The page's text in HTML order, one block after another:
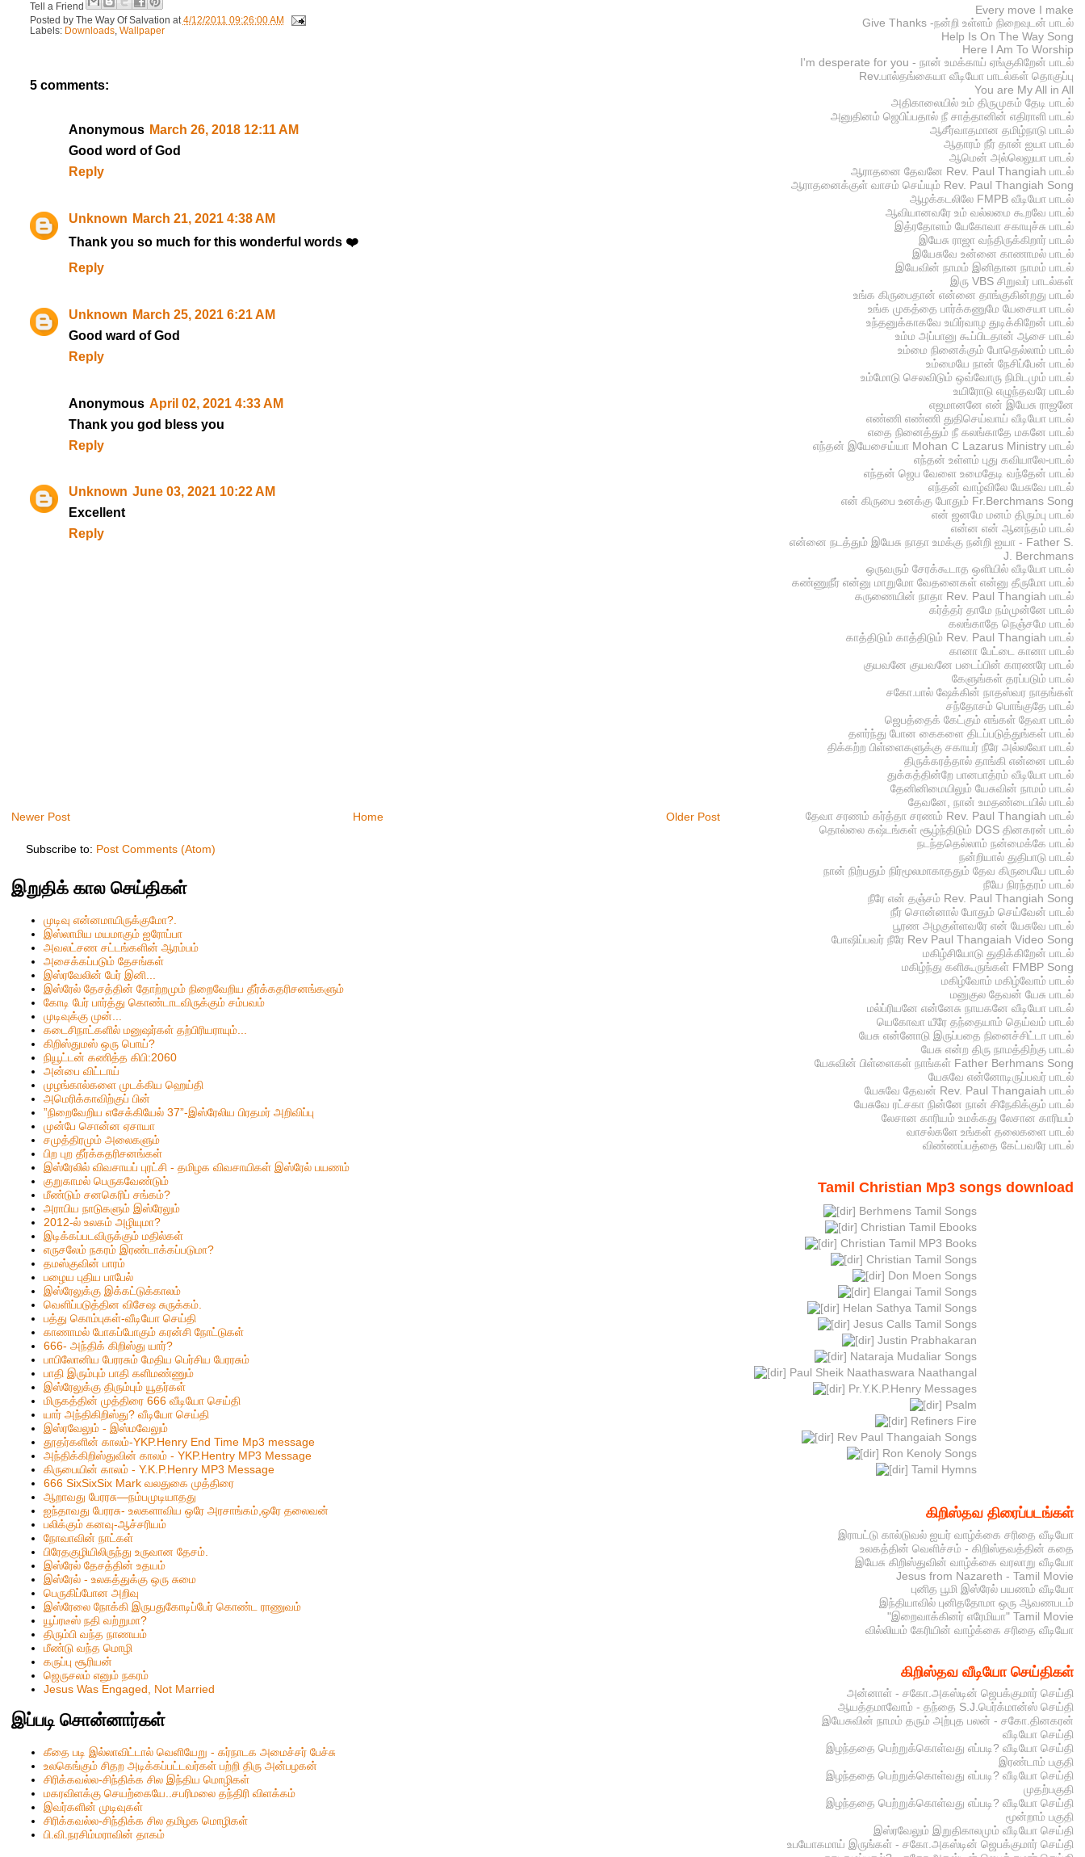
Tell a Friend
Posted by The Way Of Salvation at 4/12/2011 09:26:00 AM
Labels: Downloads, Wallpaper
5 comments:
Anonymous March 26, 2018 12:11 AM
Good word of God
Reply
Unknown March 21, 2021 4:38 AM
Thank you so much for this wonderful words ❤️
Reply
Unknown March 25, 2021 6:21 AM
Good ward of God
Reply
Anonymous April 02, 2021 4:33 AM
Thank you god bless you
Reply
Unknown June 03, 2021 10:22 AM
Excellent
Reply
Newer Post Older Post
Home
Subscribe to: Post Comments (Atom)
இறுதிக் கால செய்திகள்
முடிவு என்னமாயிருக்குமோ?.
இஸ்லாமிய மயமாகும் ஐரோப்பா
அவலட்சண சட்டங்களின் ஆரம்பம்
அசைக்கப்படும் தேசங்கள்
இஸ்ரவேலின் பேர் இனி...
இஸ்ரேல் தேசத்தின் தோற்றமும் நிறைவேறிய தீர்க்கதரிசனங்களும்
கோடி பேர் பார்த்து கொண்டாடவிருக்கும் சம்பவம்
முடிவுக்கு முன்...
கடைசிநாட்களில் மனுஷர்கள் தற்பிரியராயும்...
கிறிஸ்தும‌ஸ் ஒரு பொய்?
நியூட்டன் கணித்த கிபி:2060
அன்பை விட்டாய்
முழங்கால்களை முடக்கிய ஹெய்தி
அமெரிக்காவிற்குப் பின்
”நிறைவேறிய எசேக்கியேல் 37”-இஸ்ரேலிய பிரதமர் அறிவிப்பு
முன்பே சொன்ன ஏசாயா
சமுத்திரமும் அலைகளும்
பிற புற தீர்க்கதரிசனங்கள்
இஸ்ரேலில் விவசாயப் புரட்சி - தமிழக விவசாயிகள் இஸ்ரேல் பயணம்
குறுகாமல் பெருகவேண்டும்
மீண்டும் சனகெரிப் சங்கம்?
அராபிய நாடுகளும் இஸ்ரேலும்
2012-ல் உலகம் அழியுமா?
இடிக்கப்படவிருக்கும் மதில்கள்
எருசலேம் நகரம் இரண்டாக்கப்படுமா?
தமஸ்குவின் பாரம்
பழைய புதிய பாபேல்
இஸ்ரேலுக்கு இக்கட்டுக்காலம்
வெளிப்படுத்தின விசேஷ சுருக்கம்.
பத்து கொம்புகள்-வீடியோ செய்தி
காணாமல் போகப்போகும் கரன்சி நோட்டுகள்
666- அந்திக் கிறிஸ்து யார்?
பாபிலோனிய பேரரசும் மேதிய பெர்சிய பேரரசும்
பாதி இரும்பும் பாதி களிமண்ணும்
இஸ்ரேலுக்கு திரும்பும் யூதர்கள்
மிருகத்தின் முத்திரை 666 வீடியோ செய்தி
யார் அந்திகிறிஸ்து? வீடியோ செய்தி
இஸ்ரவேலும் - இஸ்மவேலும்
தூதர்களின் காலம்-YKP.Henry End Time Mp3 message
அந்திக்கிறிஸ்துவின் காலம் - YKP.Hentry MP3 Message
கிருபையின் காலம் - Y.K.P.Henry MP3 Message
666 SixSixSix Mark வலதுகை முத்திரை
ஆறாவது பேரரசு—நம்பமுடியாதது
ஐந்தாவது பேரரசு- உலகளாவிய ஒரே அரசாங்கம்,ஒரே தலைவன்
பலிக்கும் கனவு-ஆச்சரியம்
நோவாவின் நாட்கள்
பிரேதகுழியிலிருந்து உருவான தேசம்.
இஸ்ரேல் தேசத்தின் உதயம்
இஸ்ரேல் - உலகத்துக்கு ஒரு சுமை
பெருகிப்போன அறிவு
இஸ்ரேலை நோக்கி இருபதுகோடிப்பேர் கொண்ட ராணுவம்
யூப்ரடீஸ் நதி வற்றுமா?
திரும்பி வந்த நாணயம்
மீண்டு வந்த மொழி
கருப்பு சூரியன்
ஜெருசலம் எனும் நகரம்
Jesus Was Engaged, Not Married
இப்படி சொன்னார்கள்
கீதை படி இல்லாவிட்டால் வெளியேறு - கர்நாடக அமைச்சர் பேச்சு
உலகெங்கும் சிதற அடிக்கப்பட்டவர்கள் பற்றி திரு அன்பழகன்
சிரிக்கவல்ல-சிந்திக்க சில இந்திய மொழிகள்
மகரவிளக்கு செயற்கையே..சபரிமலை தந்திரி விளக்கம்
இவர்களின் முடிவுகள்
சிரிக்கவல்ல-சிந்திக்க சில தமிழக மொழிகள்
பி.வி.நரசிம்மராவின் தாகம்
Every move I make
Give Thanks -நன்றி உள்ளம் நிறைவுடன் பாடல்
Help Is On The Way Song
Here I Am To Worship
I'm desperate for you - நான் உமக்காய் ஏங்குகிறேன் பாடல்
Rev.பால்தங்கையா வீடியோ பாடல்கள் தொகுப்பு
You are My All in All
அதிகாலையில் உம் திருமுகம் தேடி பாடல்
அனுதினம் ஜெபிப்பதால் நீ சாத்தானின் எதிராளி பாடல்
ஆசீர்வாதமான தமிழ்நாடு பாடல்
ஆதாரம் நீர் தான் ஐயா பாடல்
ஆமென் அல்லெலுயா பாடல்
ஆராதனை தேவனே Rev. Paul Thangiah பாடல்
ஆராதனைக்குள் வாசம் செய்யும் Rev. Paul Thangiah Song
ஆழக்கடலிலே FMPB வீடியோ பாடல்
ஆவியானவரே உம் வல்லமை கூறவே பாடல்
இத்ரதோளம் யேகோவா சகாயுச்சு பாடல்
இயேசு ராஜா வந்திருக்கிறார் பாடல்
இயேசுவே உன்னை காணாமல் பாடல்
இயேவின் நாமம் இனிதான நாமம் பாடல்
இரு VBS சிறுவர் பாடல்கள்
உங்க கிருபைதான் என்னை தாங்குகின்றது பாடல்
உங்க முகத்தை பார்க்கணுமே யேசையா பாடல்
உந்தனுக்காகவே உயிர்வாழ துடிக்கிறேன் பாடல்
உம்ம அப்பானு கூப்பிடதான் ஆசை பாடல்
உம்மை நினைக்கும் போதெல்லாம் பாடல்
உம்மையே நான் நேசிப்பேன் பாடல்
உம்மோடு செலவிடும் ஒவ்வோரு நிமிடமும் பாடல்
உயிரோடு எழுந்தவரே பாடல்
எஜமானனே என் இயேசு ராஜனே
எண்ணி எண்ணி துதிசெய்வாய் வீடியோ பாடல்
எதை நினைத்தும் நீ கலங்காதே மகனே பாடல்
எந்தன் இயேசைய்யா Mohan C Lazarus Ministry பாடல்
எந்தன் உள்ளம் புது கவியாலே-பாடல்
எந்தன் ஜெப வேளை உமைதேடி வந்தேன் பாடல்
எந்தன் வாழ்விலே யேசுவே பாடல்
என் கிருபை உனக்கு போதும் Fr.Berchmans Song
என் ஜனமே மனம் திரும்பு பாடல்
என்ன என் ஆனந்தம் பாடல்
என்னை நடத்தும் இயேசு நாதா உமக்கு நன்றி ஐயா - Father S.
J. Berchmans
ஒருவரும் சேரக்கூடாத ஒளியில் வீடியோ பாடல்
கண்ணுநீர் என்னு மாறுமோ வேதனைகள் என்னு தீருமோ பாடல்
கருணையின் நாதா Rev. Paul Thangiah பாடல்
கர்த்தர் தாமே நம்முன்னே பாடல்
கலங்காதே நெஞ்சமே பாடல்
காத்திடும் காத்திடும் Rev. Paul Thangiah பாடல்
கானா பேட்டை கானா பாடல்
குயவனே குயவனே படைப்பின் காரணரே பாடல்
கேளுங்கள் தரப்படும் பாடல்
சகோ.பால் ஷேக்கின் நாதஸ்வர நாதங்கள்
சந்தோசம் பொங்குதே பாடல்
ஜெபத்தைக் கேட்கும் எங்கள் தேவா பாடல்
தளர்ந்து போன கைகளை திடப்படுத்துங்கள் பாடல்
திக்கற்ற பிள்ளைகளுக்கு சகாயர் நீரே அல்லவோ பாடல்
திருக்கரத்தால் தாங்கி என்னை பாடல்
துக்கத்தின்றே பானபாத்ரம் வீடியோ பாடல்
தேனினிமையிலும் யேசுவின் நாமம் பாடல்
தேவனே, நான் உமதண்டையில் பாடல்
தேவா சரணம் கர்த்தா சரணம் Rev. Paul Thangiah பாடல்
தொல்லை கஷ்டங்கள் சூழ்ந்திடும் DGS தினகரன் பாடல்
நடந்ததெல்லாம் நன்மைக்கே பாடல்
நன்றியால் துதிபாடு பாடல்
நான் நிற்பதும் நிர்மூலமாகாததும் தேவ கிருபையே பாடல்
நீயே நிரந்தரம் பாடல்
நீரே என் தஞ்சம் Rev. Paul Thangiah Song
நீர் சொன்னால் போதும் செய்வேன் பாடல்
பூரண அழகுள்ளவரே என் யேசுவே பாடல்
போஷிப்பவர் நீரே Rev Paul Thangaiah Video Song
மகிழ்சியோடு துதிக்கிறேன் பாடல்
மகிழ்ந்து களிகூருங்கள் FMBP Song
மகிழ்வோம் மகிழ்வோம் பாடல்
மனுகுல தேவன் யேசு பாடல்
மல்ப்ரியனே என்னேசு நாயகனே வீடியோ பாடல்
யெகோவா யீரே தந்தையாம் தெய்வம் பாடல்
யேசு என்னோடு இருப்பதை நினைச்சிட்டா பாடல்
யேசு என்ற திரு நாமத்திற்கு பாடல்
யேசுவின் பிள்ளைகள் நாங்கள் Father Berhmans Song
யேசுவே என்னோடிருப்பவர் பாடல்
யேசுவே தேவன் Rev. Paul Thangaiah பாடல்
யேசுவே ரட்சகா நின்னே நான் சிநேகிக்கும் பாடல்
லேசான காரியம் உமக்கது லேசான காரியம்
வாசல்களே உங்கள் தலைகளை பாடல்
விண்ணப்பத்தை கேட்பவரே பாடல்
Tamil Christian Mp3 songs download
Berhmens Tamil Songs
Christian Tamil Ebooks
Christian Tamil MP3 Books
Christian Tamil Songs
Don Moen Songs
Elangai Tamil Songs
Helan Sathya Tamil Songs
Jesus Calls Tamil Songs
Justin Prabhakaran
Nataraja Mudaliar Songs
Paul Sheik Naathaswara Naathangal
Pr.Y.K.P.Henry Messages
Psalm
Refiners Fire
Rev Paul Thangaiah Songs
Ron Kenoly Songs
Tamil Hymns
கிறிஸ்தவ திரைப்படங்கள்
இராபட்டு கால்டுவல் ஐயர் வாழ்க்கை சரிதை வீடியோ
உலகத்தின் வெளிச்சம் - கிறிஸ்தவத்தின் கதை
இயேசு கிறிஸ்துவின் வாழ்க்கை வரலாறு வீடியோ
Jesus from Nazareth - Tamil Movie
புனித பூமி இஸ்ரேல் பயணம் வீடியோ
இந்தியாவில் புனிததோமா ஒரு ஆவணபடம்
"இறைவாக்கினர் எரேமியா" Tamil Movie
வில்லியம் கேரியின் வாழ்க்கை சரிதை வீடியோ
கிறிஸ்தவ வீடியோ செய்திகள்
அன்னாள் - சகோ.அகஸ்டின் ஜெபக்குமார் செய்தி
ஆயத்தமாவோம் - தந்தை S.J.பெர்க்மான்ஸ் செய்தி
இயேசுவின் நாமம் தரும் அற்புத பலன் - சகோ.தினகரன்
வீடியோ செய்தி
இழந்ததை பெற்றுக்கொள்வது எப்படி? வீடியோ செய்தி
இரண்டாம் பகுதி
இழந்ததை பெற்றுக்கொள்வது எப்படி? வீடியோ செய்தி
முதற்பகுதி
இழந்ததை பெற்றுக்கொள்வது எப்படி? வீடியோ செய்தி
மூன்றாம் பகுதி
இஸ்ரவேலும் இறுதிகாலமும் வீடியோ செய்தி
உபயோகமாய் இருங்கள் - சகோ.அகஸ்டின் ஜெபக்குமார் செய்தி